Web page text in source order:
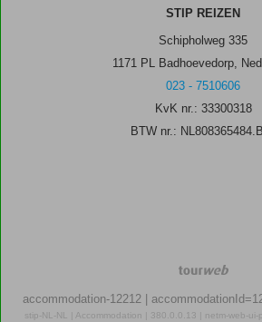
STIP REIZEN
Schipholweg 335
1171 PL Badhoevedorp,
023 - 7510606
KvK nr.: 33300318
BTW nr.:
TourWeb
©
accommodation-12212 |
stip-NL-NL | Accommodation | 380.0.0.13 | netm-web-